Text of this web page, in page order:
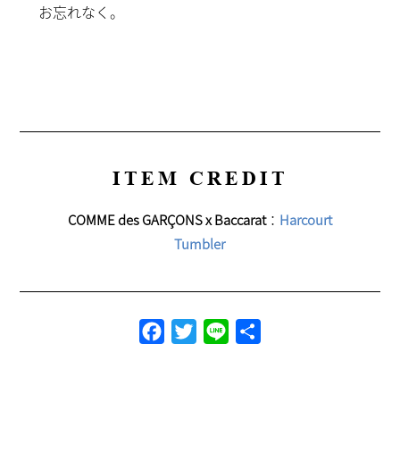
もお忘れなく。
ITEM CREDIT
COMME des GARÇONS x Baccarat ：Harcourt
Tumbler
FacebookTwitterLine